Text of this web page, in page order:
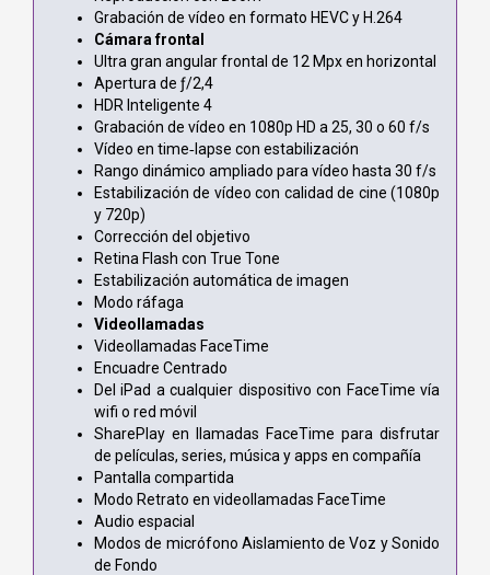
Grabación de vídeo en formato HEVC y H.264
Cámara frontal
Ultra gran angular frontal de 12 Mpx en horizontal
Apertura de ƒ/2,4
HDR Inteligente 4
Grabación de vídeo en 1080p HD a 25, 30 o 60 f/s
Vídeo en time‑lapse con estabili­zación
Rango dinámico ampliado para vídeo hasta 30 f/s
Estabilización de vídeo con calidad de cine (1080p
y 720p)
Corrección del objetivo
Retina Flash con True Tone
Estabilización automática de imagen
Modo ráfaga
Videollamadas
Videollamadas FaceTime
Encuadre Centrado
Del iPad a cualquier dispositivo con FaceTime vía
wifi o red móvil
SharePlay en llamadas FaceTime para disfrutar
de películas, series, música y apps en compañía
Pantalla compartida
Modo Retrato en videollamadas FaceTime
Audio espacial
Modos de micrófono Aislamiento de Voz y Sonido
de Fondo